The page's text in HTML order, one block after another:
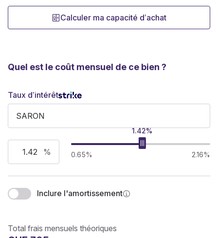
Calculer ma capacité d’achat
Quel est le coût mensuel de ce bien ?
Taux d’intérêt
%
1.42%
0.65% 2.16%
Inclure l'amortissement
Total frais mensuels théoriques